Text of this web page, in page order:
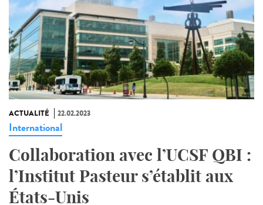
ACTUALITÉ 22.02.2023
International
Collaboration avec l’UCSF QBI :
l’Institut Pasteur s’établit aux
États-Unis